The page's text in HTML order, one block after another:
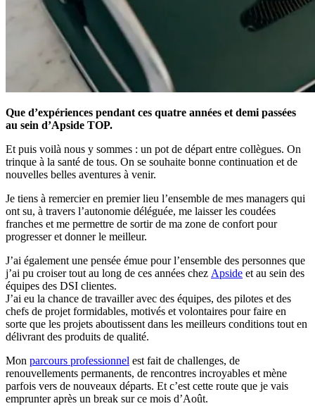
Que d’expériences pendant ces quatre années et demi passées
au sein d’Apside TOP.
Et puis voilà nous y sommes : un pot de départ entre collègues. On
trinque à la santé de tous. On se souhaite bonne continuation et de
nouvelles belles aventures à venir.
Je tiens à remercier en premier lieu l’ensemble de mes managers qui
ont su, à travers l’autonomie déléguée, me laisser les coudées
franches et me permettre de sortir de ma zone de confort pour
progresser et donner le meilleur.
J’ai également une pensée émue pour l’ensemble des personnes que
j’ai pu croiser tout au long de ces années chez Apside et au sein des
équipes des DSI clientes.
J’ai eu la chance de travailler avec des équipes, des pilotes et des
chefs de projet formidables, motivés et volontaires pour faire en
sorte que les projets aboutissent dans les meilleurs conditions tout en
délivrant des produits de qualité.
Mon parcours professionnel est fait de challenges, de
renouvellements permanents, de rencontres incroyables et mène
parfois vers de nouveaux départs. Et c’est cette route que je vais
emprunter après un break sur ce mois d’Août.